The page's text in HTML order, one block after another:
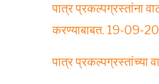
पात्र प्रकल्पग्रस्तांना
करण्याबाबत. 19-09-
पात्र प्रकल्पग्रस्तांच्या